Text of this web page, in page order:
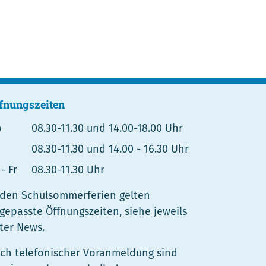
08.30-11.30 und 14.00-18.00 Uhr
08.30-11.30 und 14.00 - 16.30 Uhr
Fr
08.30-11.30 Uhr
Schulsommerferien gelten
Öffnungszeiten, siehe jeweils
News.
telefonischer Voranmeldung sind